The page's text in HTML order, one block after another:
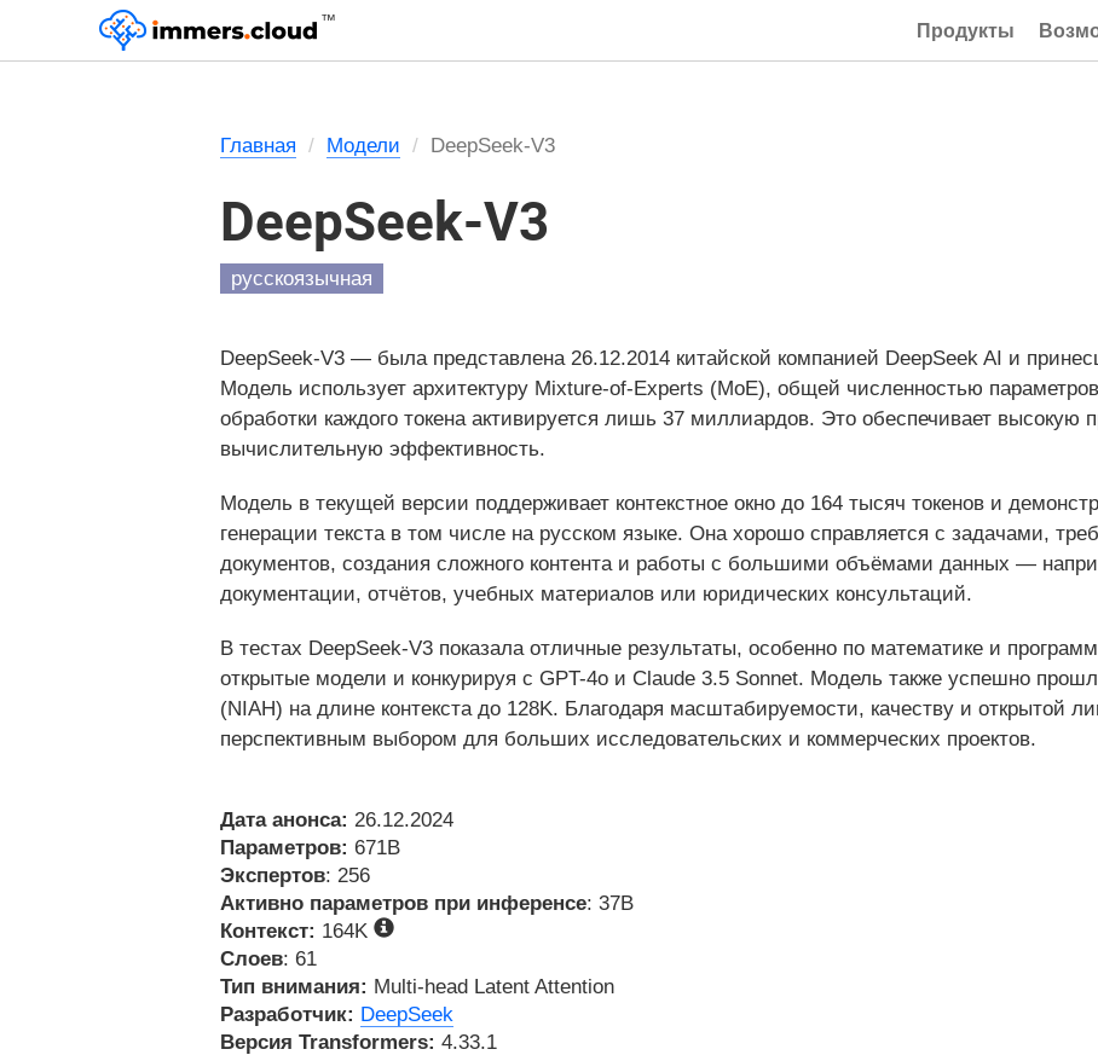
™ Продукты
Главная Модели DeepSeek-V3
DeepSeek-V3
русскоязычная
DeepSeek-V3 — была представлена 26.12.2014 китайской компанией DeepSeek AI и
Модель использует архитектуру Mixture-of-Experts (MoE), общей численностью
обработки каждого токена активируется лишь 37 миллиардов. Это обеспечивает высокую
вычислительную эффективность.
Модель в текущей версии поддерживает контекстное окно до 164 тысяч токенов и
генерации текста в том числе на русском языке. Она хорошо справляется с задачами,
документов, создания сложного контента и работы с большими объёмами данных —
документации, отчётов, учебных материалов или юридических консультаций.
В тестах DeepSeek-V3 показала отличные результаты, особенно по математике и
открытые модели и конкурируя с GPT-4o и Claude 3.5 Sonnet. Модель также успешно
(NIAH) на длине контекста до 128K. Благодаря масштабируемости, качеству и открытой
перспективным выбором для больших исследовательских и коммерческих проектов.
Дата анонса: 26.12.2024
Параметров: 671B
Экспертов: 256
Активно параметров при инференсе: 37B
Контекст: 164K
Слоев: 61
Тип внимания: Multi-head Latent Attention
Разработчик: DeepSeek
Версия Transformers: 4.33.1